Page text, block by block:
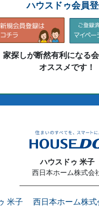
ハウスドゥ会員
家探しが断然有利になる
オススメです！
ハウスドゥ 米子
西日本ホーム株式会
米子 西日本ホーム株式